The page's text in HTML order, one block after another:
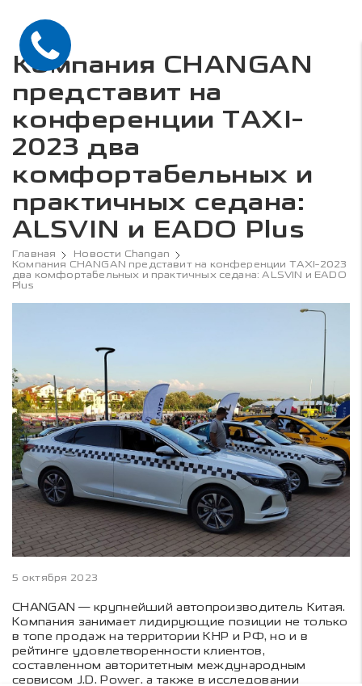
Компания CHANGAN
представит на
конференции TAXI-
2023 два
комфортабельных и
практичных седана:
ALSVIN и EADO Plus
Главная
Новости Changan
Компания CHANGAN представит на конференции TAXI-2023
два комфортабельных и практичных седана: ALSVIN и EADO
Plus
5 октября 2023
CHANGAN — крупнейший автопроизводитель Китая.
Компания занимает лидирующие позиции не только
в топе продаж на территории КНР и РФ, но и в
рейтинге удовлетворенности клиентов,
составленном авторитетным международным
сервисом J.D. Power, а также в исследовании